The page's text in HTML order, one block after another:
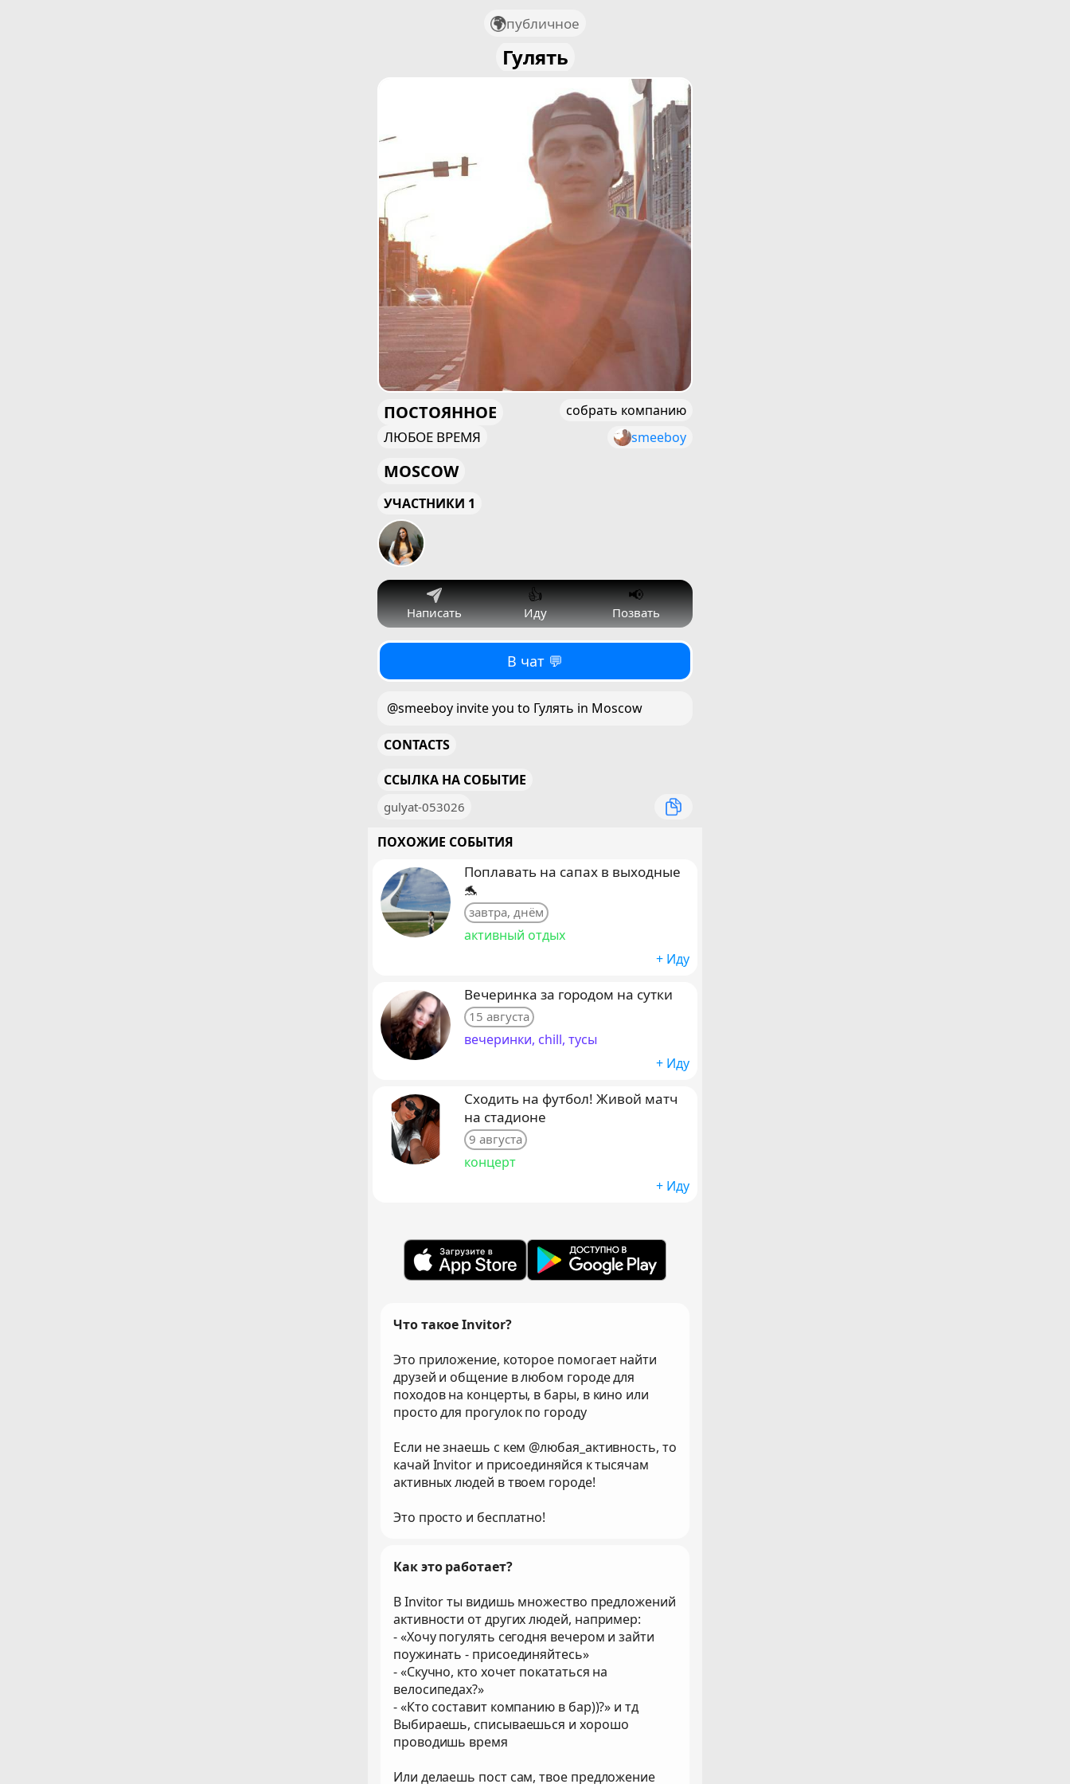
публичное
Гулять
ПОСТОЯННОЕ
ЛЮБОЕ ВРЕМЯ
собрать компанию
smeeboy
MOSCOW
УЧАСТНИКИ 1
Написать
👍
Иду
📢
Позвать
В чат 💬
@smeeboy invite you to Гулять in Moscow
CONTACTS
ССЫЛКА НА СОБЫТИЕ
gulyat-053026
ПОХОЖИЕ СОБЫТИЯ
Поплавать на сапах в выходные
🐬
завтра, днём
активный отдых
+ Иду
Вечеринка за городом на сутки
15 августа
вечеринки, chill, тусы
+ Иду
Сходить на футбол! Живой матч
на стадионе
9 августа
концерт
+ Иду
Что такое Invitor?
Это приложение, которое помогает найти
друзей и общение в любом городе для
походов на концерты, в бары, в кино или
просто для прогулок по городу
Если не знаешь с кем @любая_активность, то
качай Invitor и присоединяйся к тысячам
активных людей в твоем городе!
Это просто и бесплатно!
Как это работает?
В Invitor ты видишь множество предложений
активности от других людей, например:
- «Хочу погулять сегодня вечером и зайти
поужинать - присоединяйтесь»
- «Скучно, кто хочет покататься на
велосипедах?»
- «Кто составит компанию в бар))?» и тд
Выбираешь, списываешься и хорошо
проводишь время
Или делаешь пост сам, твое предложение